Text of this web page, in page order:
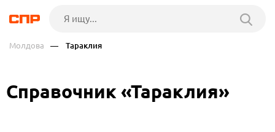
Молдова — Тараклия
Справочник «Тараклия»